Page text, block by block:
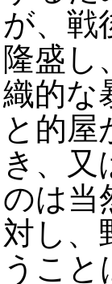
が、戦
隆盛し
織的な
と的屋
き、又
のは当
対し、
うこと